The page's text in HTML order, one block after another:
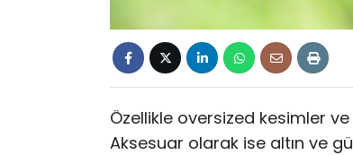
Özellikle oversized kesimler
Aksesuar olarak ise altın ve